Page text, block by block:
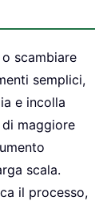
scambiare
semplici,
e incolla
maggiore
scala.
il processo,